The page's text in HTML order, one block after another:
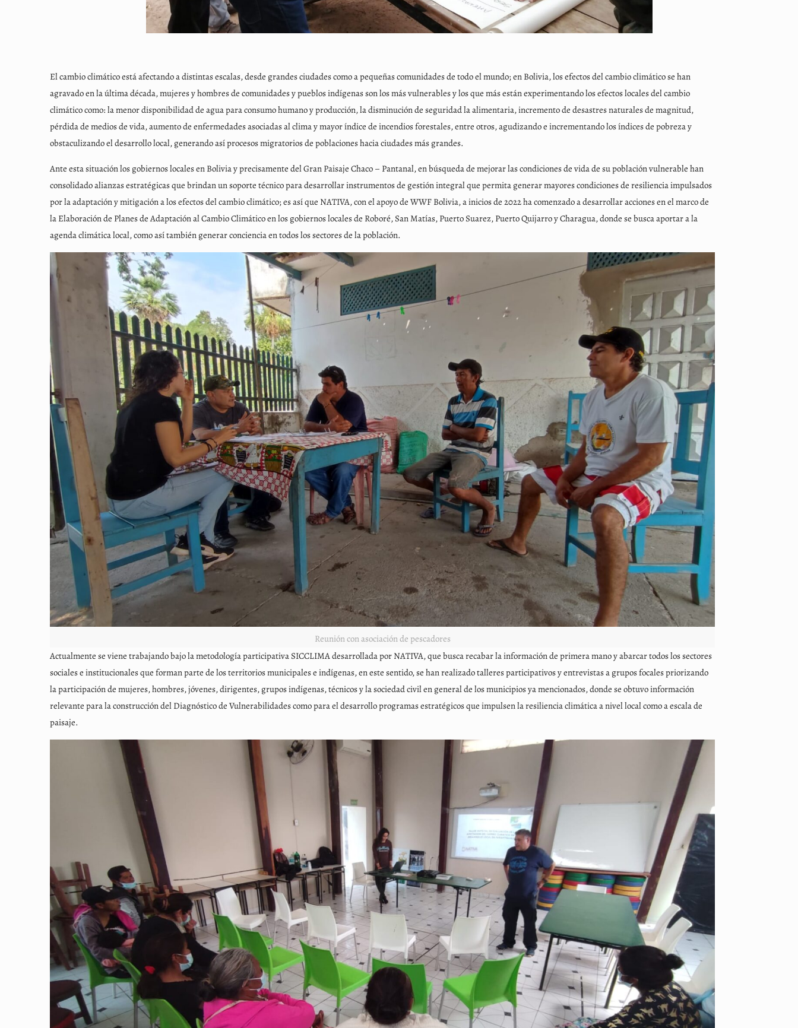
El cambio climático está afectando a distintas escalas, desde grandes ciudades como a pequeñas comunidades de todo el mundo; en Bolivia, los efectos del cambio climático se han
agravado en la última década, mujeres y hombres de comunidades y pueblos indígenas son los más vulnerables y los que más están experimentando los efectos locales del cambio
climático como: la menor disponibilidad de agua para consumo humano y producción, la disminución de seguridad la alimentaria, incremento de desastres naturales de magnitud,
pérdida de medios de vida, aumento de enfermedades asociadas al clima y mayor índice de incendios forestales, entre otros, agudizando e incrementando los índices de pobreza y
obstaculizando el desarrollo local, generando así procesos migratorios de poblaciones hacia ciudades más grandes.
Ante esta situación los gobiernos locales en Bolivia y precisamente del Gran Paisaje Chaco – Pantanal, en búsqueda de mejorar las condiciones de vida de su población vulnerable han
consolidado alianzas estratégicas que brindan un soporte técnico para desarrollar instrumentos de gestión integral que permita generar mayores condiciones de resiliencia impulsados
por la adaptación y mitigación a los efectos del cambio climático; es así que NATIVA, con el apoyo de WWF Bolivia, a inicios de 2022 ha comenzado a desarrollar acciones en el marco de
la Elaboración de Planes de Adaptación al Cambio Climático en los gobiernos locales de Roboré, San Matías, Puerto Suarez, Puerto Quijarro y Charagua, donde se busca aportar a la
agenda climática local, como así también generar conciencia en todos los sectores de la población.
Reunión con asociación de pescadores
Actualmente se viene trabajando bajo la metodología participativa SICCLIMA desarrollada por NATIVA, que busca recabar la información de primera mano y abarcar todos los sectores
sociales e institucionales que forman parte de los territorios municipales e indígenas, en este sentido, se han realizado talleres participativos y entrevistas a grupos focales priorizando
la participación de mujeres, hombres, jóvenes, dirigentes, grupos indígenas, técnicos y la sociedad civil en general de los municipios ya mencionados, donde se obtuvo información
relevante para la construcción del Diagnóstico de Vulnerabilidades como para el desarrollo programas estratégicos que impulsen la resiliencia climática a nivel local como a escala de
paisaje.